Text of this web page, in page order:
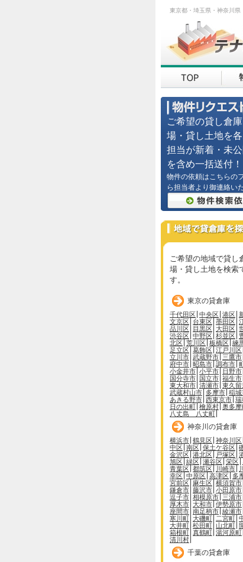
東京都・埼玉県・神奈川県
ご希望の貸し倉
場・貸し土地を
担当が新着・未
を含め一括送付！
物件の依頼はこちらの
ら担当者より御連絡い
ご希望の地域で貸し
場・貸し土地を検索
す。
東京の貸倉庫
千代田区 中央区 港区
文京区 台東区 墨田区
品川区 目黒区 大田区
渋谷区 中野区 杉並区
北区 荒川区 板橋区 練
足立区 葛飾区 江戸川区
立川市 武蔵野市 三鷹市
府中市 昭島市 調布市
小金井市 小平市 日野市
国分寺市
国立市 福生市
東大和市 清瀬市 東久留
武蔵村山市 多摩市 稲城
あきる野市 西東京市 瑞
日の出町 檜原村 奥多摩
八丈島 八丈町
神奈川の貸倉庫
横浜市 鶴見区 神奈川区
中区 南区 保土ケ谷区
金沢区 港北区 戸塚区
旭区 緑区 瀬谷区 栄区
青葉区 都筑区 川崎市
幸区 中原区 高津区 多
宮前区 麻生区 横須賀市
鎌倉市 藤沢市 小田原市
逗子市 相模原市 三浦市
厚木市 大和市 伊勢原市
座間市 南足柄市 綾瀬市
寒川町 大磯町 二宮町
大井町 松田町 山北町
箱根町 真鶴町 湯河原町
清川村
千葉の貸倉庫